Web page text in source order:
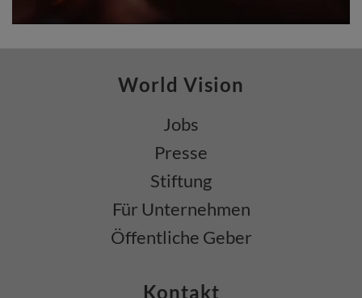
World Vision
Jobs
Presse
Stiftung
Für Unternehmen
Öffentliche Geber
Kontakt